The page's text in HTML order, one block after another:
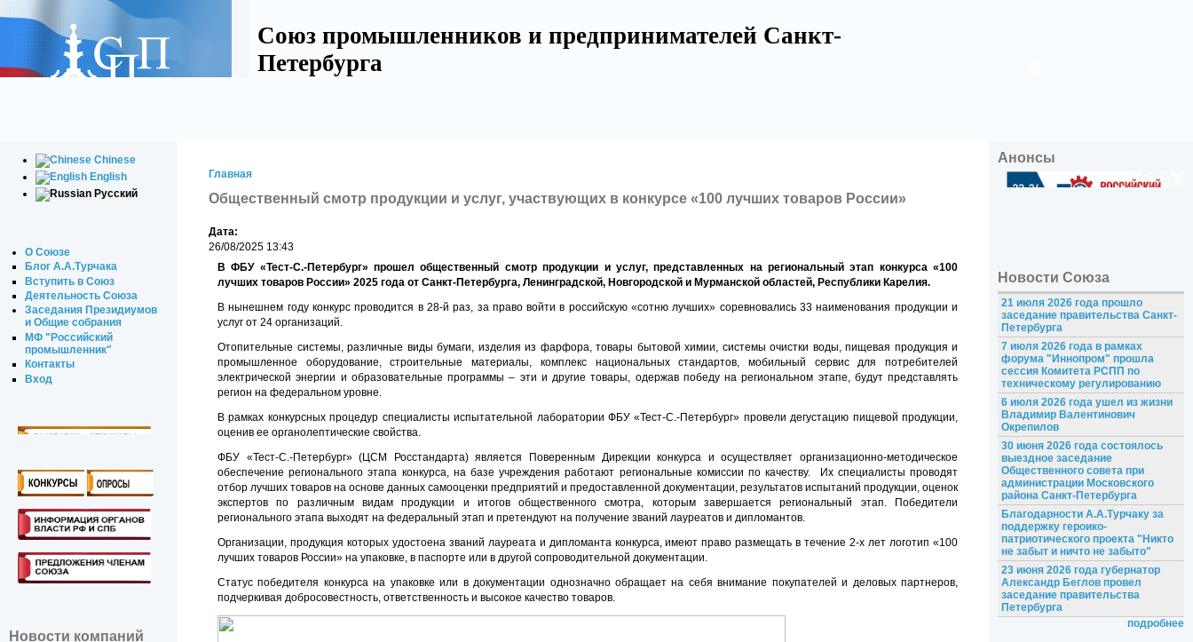
Союз промышленников и предпринимателей Санкт-
Петербурга
Chinese
English
Русский
О Союзе
Блог А.А.Турчака
Вступить в Союз
Деятельность Союза
Заседания Президиумов
и Общие собрания
МФ "Российский
промышленник"
Контакты
Вход
Новости компаний
Главная
Общественный смотр продукции и услуг, участвующих в конкурсе «100 лучших товаров России»
Дата:
26/08/2025 13:43
В ФБУ «Тест-С.-Петербург» прошел общественный смотр продукции и услуг, представленных на региональный этап конкурса «100
лучших товаров России» 2025 года от Санкт-Петербурга, Ленинградской, Новгородской и Мурманской областей, Республики Карелия.
В нынешнем году конкурс проводится в 28-й раз, за право войти в российскую «сотню лучших» соревновались 33 наименования продукции и
услуг от 24 организаций.
Отопительные системы, различные виды бумаги, изделия из фарфора, товары бытовой химии, системы очистки воды, пищевая продукция и
промышленное оборудование, строительные материалы, комплекс национальных стандартов, мобильный сервис для потребителей
электрической энергии и образовательные программы – эти и другие товары, одержав победу на региональном этапе, будут представлять
регион на федеральном уровне.
В рамках конкурсных процедур специалисты испытательной лаборатории ФБУ «Тест-С.-Петербург» провели дегустацию пищевой продукции,
оценив ее органолептические свойства.
ФБУ «Тест-С.-Петербург» (ЦСМ Росстандарта) является Поверенным Дирекции конкурса и осуществляет организационно-методическое
обеспечение регионального этапа конкурса, на базе учреждения работают региональные комиссии по качеству. Их специалисты проводят
отбор лучших товаров на основе данных самооценки предприятий и предоставленной документации, результатов испытаний продукции, оценок
экспертов по различным видам продукции и итогов общественного смотра, которым завершается региональный этап. Победители
регионального этапа выходят на федеральный этап и претендуют на получение званий лауреатов и дипломантов.
Организации, продукция которых удостоена званий лауреата и дипломанта конкурса, имеют право размещать в течение 2-х лет логотип «100
лучших товаров России» на упаковке, в паспорте или в другой сопроводительной документации.
Статус победителя конкурса на упаковке или в документации однозначно обращает на себя внимание покупателей и деловых партнеров,
подчеркивая добросовестность, ответственность и высокое качество товаров.
Анонсы
Новости Союза
21 июля 2026 года прошло
заседание правительства Санкт-
Петербурга
7 июля 2026 года в рамках
форума "Иннопром" прошла
сессия Комитета РСПП по
техническому регулированию
6 июля 2026 года ушел из жизни
Владимир Валентинович
Окрепилов
30 июня 2026 года состоялось
выездное заседание
Общественного совета при
администрации Московского
района Санкт-Петербурга
Благодарности А.А.Турчаку за
поддержку героико-
патриотического проекта "Никто
не забыт и ничто не забыто"
23 июня 2026 года губернатор
Александр Беглов провел
заседание правительства
Петербурга
подробнее